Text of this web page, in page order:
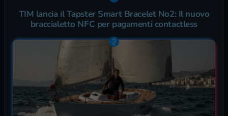
TIM lancia il Tapster Smart Bracelet No2: Il nuovo
braccialetto NFC per pagamenti contactless